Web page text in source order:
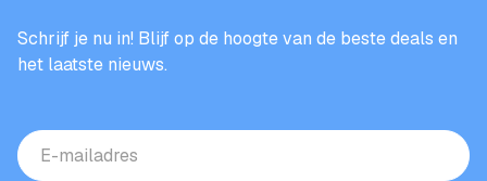
Schrijf je nu in! Blijf op de hoogte van de beste deals en
het laatste nieuws.
E-
mailadres